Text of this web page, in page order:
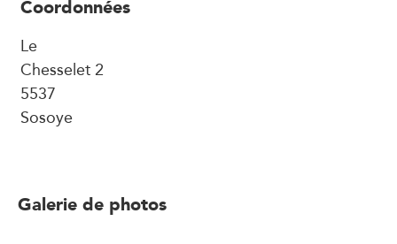
Coordonnées
Le
Chesselet 2
5537
Sosoye
Galerie de photos